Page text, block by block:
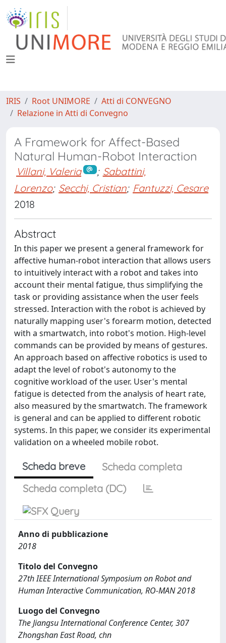
IRIS Root UNIMORE
Atti di CONVEGNO
Relazione in Atti di Convegno
A Framework for Affect-Based
Natural Human-Robot Interaction
Villani, Valeria ; Sabattini,
Lorenzo; Secchi, Cristian; Fantuzzi, Cesare
2018
Abstract
In this paper we present a general framework for
affective human-robot interaction that allows users
to intuitively interact with a robot and takes into
account their mental fatigue, thus simplifying the
task or providing assistance when the user feels
stressed. Interaction with the robot is achieved by
naturally mapping user's forearm motion, detected
with a smartwatch, into robot's motion. High-level
commands can be provided by means of gestures.
An approach based on affective robotics is used to
adapt the level of robot's autonomy to the
cognitive workload of the user. User's mental
fatigue is detected from the analysis of heart rate,
also measured by the smartwatch. The framework
is general and can be applied to different robotic
systems. In this paper, we consider its experimental
validation on a wheeled mobile robot.
Scheda breve
Scheda completa
Scheda completa (DC)
Anno di pubblicazione
2018
Titolo del Convegno
27th IEEE International Symposium on Robot and
Human Interactive Communication, RO-MAN 2018
Luogo del Convegno
The Jiangsu International Conference Center, 307
Zhongshan East Road, chn